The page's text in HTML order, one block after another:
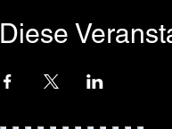
Diese